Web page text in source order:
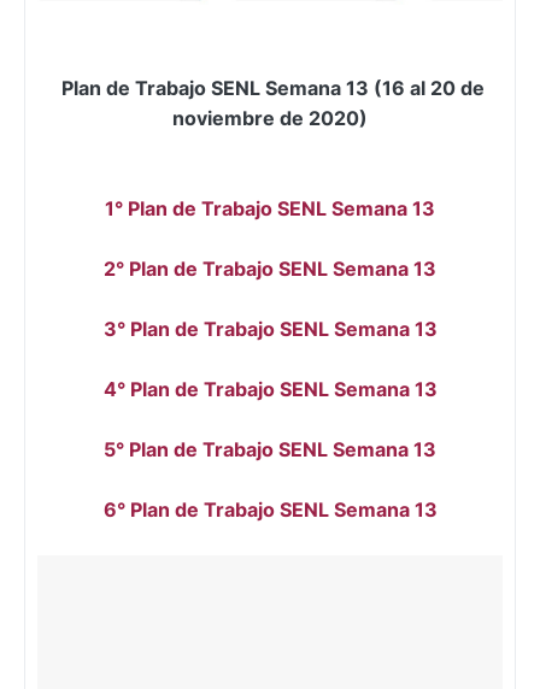
Plan de Trabajo SENL Semana 13 (16 al 20 de
noviembre de 2020)
1° Plan de Trabajo SENL Semana 13
2° Plan de Trabajo SENL Semana 13
3° Plan de Trabajo SENL Semana 13
4° Plan de Trabajo SENL Semana 13
5° Plan de Trabajo SENL Semana 13
6° Plan de Trabajo SENL Semana 13